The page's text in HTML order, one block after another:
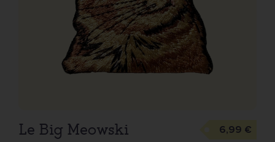
Le Big Meowski
6,99 €